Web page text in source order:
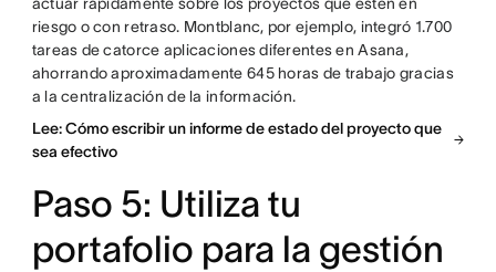
riesgo o con retraso. Montblanc, por ejemplo, integró 1.700
tareas de catorce aplicaciones diferentes en Asana,
ahorrando aproximadamente 645 horas de trabajo gracias
a la centralización de la información.
Lee: Cómo escribir un informe de estado del proyecto que
sea efectivo
Paso 5: Utiliza tu
portafolio para la gestión